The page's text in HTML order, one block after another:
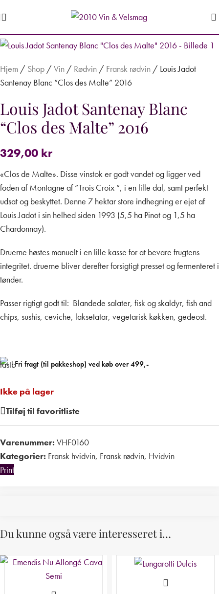
Udsolgt
Hjem / Shop / Vin / Rødvin / Fransk rødvin / Louis Jadot
Santenay Blanc “Clos des Malte” 2016
Louis Jadot Santenay Blanc
“Clos des Malte” 2016
329,00 kr
«Clos de Malte». Disse vinstok er godt vandet og ligger ved
foden af ​​Montagne af “Trois Croix “, i en lille dal, samt perfekt
udsat og beskyttet. Denne 7 hektar store indhegning er ejet af
Louis Jadot i sin helhed siden 1993 (5,5 ha Pinot og 1,5 ha
Chardonnay).
Druerne høstes manuelt i en lille kasse for at bevare frugtens
integritet. druerne bliver derefter forsigtigt presset og fermenteret i
tønder.
Passer rigtigt godt til: Blandede salater, fisk og skaldyr, fish and
chips, sushis, ceviche, laksetatar, vegetarisk køkken, gedeost.
Fri fragt (til pakkeshop) ved køb over 499,-
Ikke på lager
Tilføj til favoritliste
Varenummer: VHF0160
Kategorier: Fransk hvidvin, Fransk rødvin, Hvidvin
Print
Du kunne også være interesseret i…